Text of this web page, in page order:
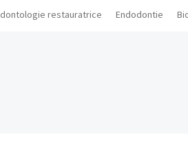
restauratrice Endodontie